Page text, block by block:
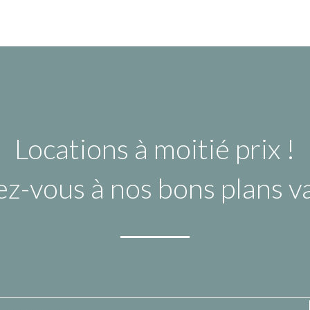
Locations à moitié prix !
vous à nos bons plans